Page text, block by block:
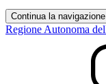
Continua la navigazione
Regione Autonoma